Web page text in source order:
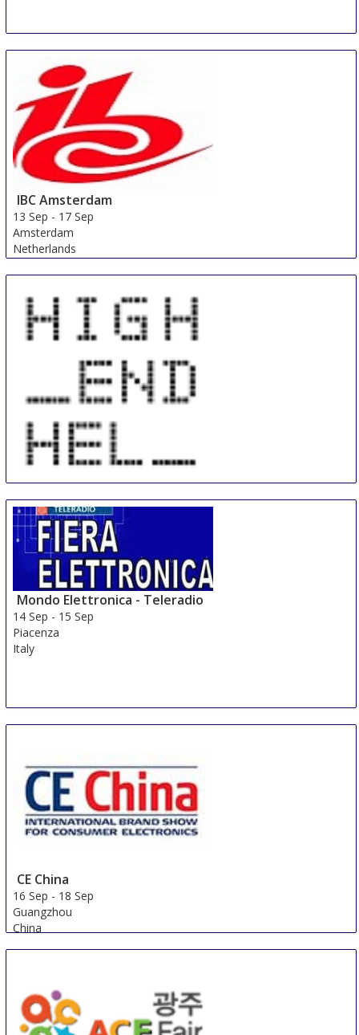
Helsinki
Finland
IBC Amsterdam
13 Sep - 17 Sep
Amsterdam
Netherlands
HIGHEND
14 Sep-
16 Sep
Helsinki
Finland
Mondo Elettronica - Teleradio
14 Sep - 15 Sep
Piacenza
Italy
CE China
16 Sep - 18 Sep
Guangzhou
China